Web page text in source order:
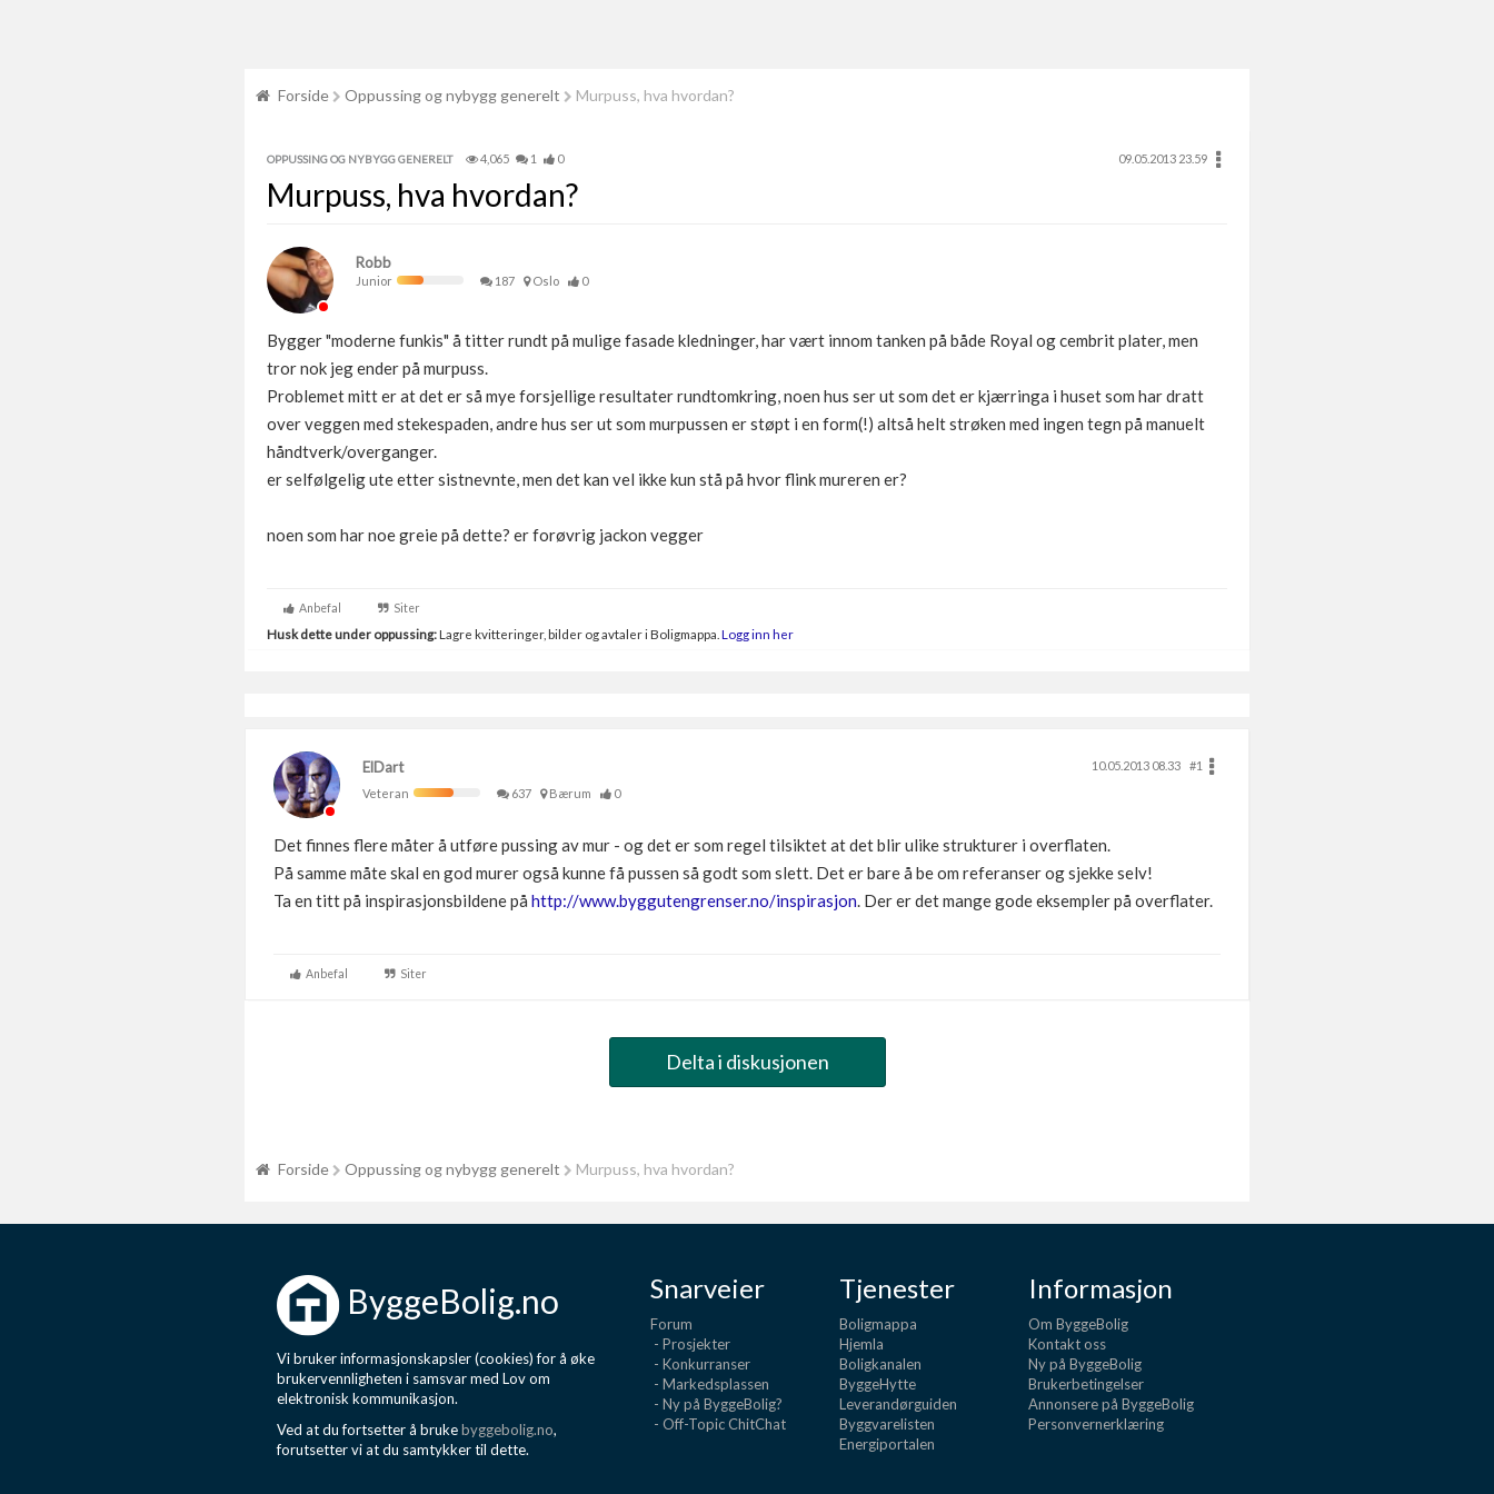
Forside Oppussing og nybygg generelt Murpuss, hva hvordan?
OPPUSSING OG NYBYGG GENERELT 4,065 1 0 09.05.2013 23.59
Murpuss, hva hvordan?
Robb
Junior 187 Oslo 0
Bygger "moderne funkis" å titter rundt på mulige fasade kledninger, har vært innom tanken på både Royal og cembrit plater, men
tror nok jeg ender på murpuss.
Problemet mitt er at det er så mye forsjellige resultater rundtomkring, noen hus ser ut som det er kjærringa i huset som har dratt
over veggen med stekespaden, andre hus ser ut som murpussen er støpt i en form(!) altså helt strøken med ingen tegn på manuelt
håndtverk/overganger.
er selfølgelig ute etter sistnevnte, men det kan vel ikke kun stå på hvor flink mureren er?
noen som har noe greie på dette? er forøvrig jackon vegger
Anbefal Siter
Husk dette under oppussing:Lagre kvitteringer, bilder og avtaler i Boligmappa. Logg inn her
ElDart 10.05.2013 08.33
#1
Veteran
637 Bærum 0
Det finnes flere måter å utføre pussing av mur - og det er som regel tilsiktet at det blir ulike strukturer i overflaten.
På samme måte skal en god murer også kunne få pussen så godt som slett. Det er bare å be om referanser og sjekke selv!
Ta en titt på inspirasjonsbildene på http://www.byggutengrenser.no/inspirasjon. Der er det mange gode eksempler på overflater.
Anbefal Siter
Delta i diskusjonen
Forside Oppussing og nybygg generelt Murpuss, hva hvordan?
ByggeBolig.no
Vi bruker informasjonskapsler (cookies) for å øke
brukervennligheten i samsvar med Lov om
elektronisk kommunikasjon.
Ved at du fortsetter å brukebyggebolig.no,
forutsetter vi at du samtykker til dette.
Snarveier
Forum
- Prosjekter
- Konkurranser
- Markedsplassen
- Ny på ByggeBolig?
- Off-Topic ChitChat
Tjenester
Boligmappa
Hjemla
Boligkanalen
ByggeHytte
Leverandørguiden
Byggvarelisten
Energiportalen
Informasjon
Om ByggeBolig
Kontakt oss
Ny på ByggeBolig
Brukerbetingelser
Annonsere på ByggeBolig
Personvernerklæring